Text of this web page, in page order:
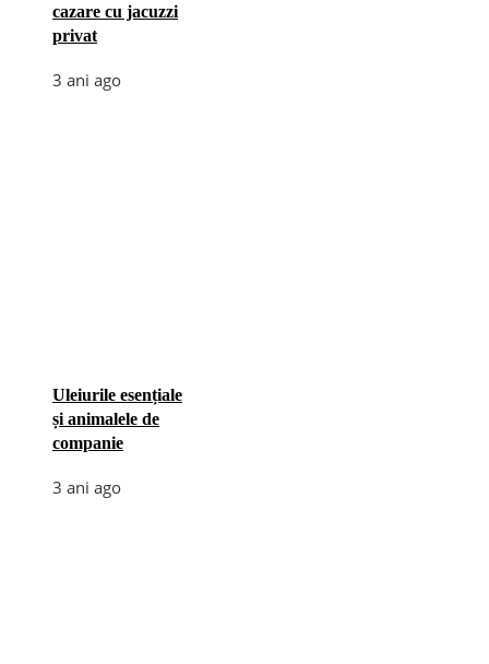
cazare cu jacuzzi
privat
3 ani ago
Uleiurile esențiale
și animalele de
companie
3 ani ago